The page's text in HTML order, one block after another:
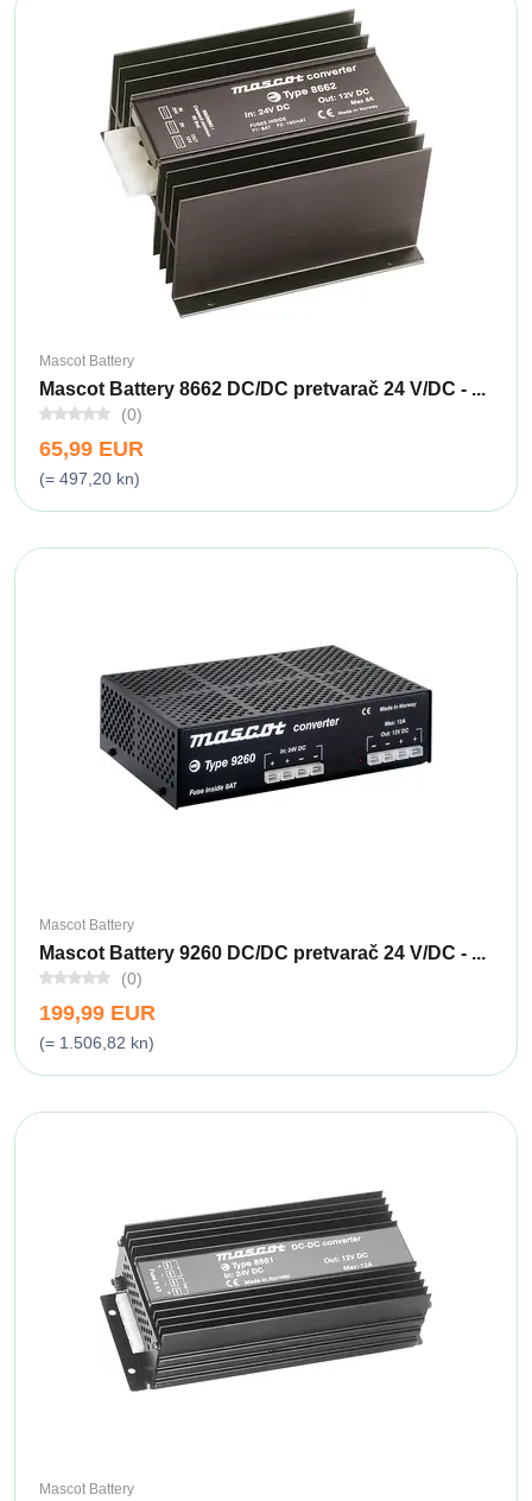
Mascot Battery
Mascot Battery 8662 DC/DC pretvarač 24 V/DC - ...
(0)
65,99 EUR
(= 497,20 kn)
Mascot Battery
Mascot Battery 9260 DC/DC pretvarač 24 V/DC - ...
(0)
199,99 EUR
(= 1.506,82 kn)
Mascot Battery